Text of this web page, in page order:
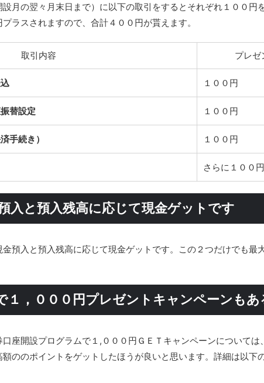
月の翌々月末日まで）に以下の取引をするとそれぞれ１００円
ラスされますので、合計４００円が貰えます。
取引内容 プレゼ
１００円
替設定 １００円
手続き） １００円
さらに１００円
入と預入残高に応じて現金ゲットです
預入と預入残高に応じて現金ゲットです。この２つだけでも最
１，０００円プレゼントキャンペーンも
座開設プログラムで１,０００円ＧＥＴキャンペーンについては
ののポイントをゲットしたほうが良いと思います。詳細は以下